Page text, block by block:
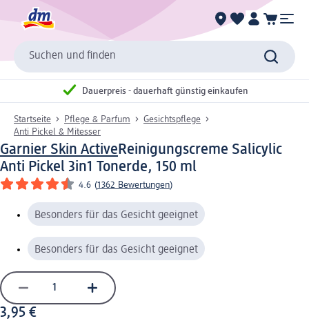
Suchen und finden
Dauerpreis - dauerhaft günstig einkaufen
Startseite Pflege & Parfum
Gesichtspflege
Anti Pickel & Mitesser
Garnier Skin ActiveReinigungscreme Salicylic
Anti Pickel 3in1 Tonerde, 150 ml
4.6 (1362 Bewertungen)
Besonders für das Gesicht geeignet
Besonders für das Gesicht geeignet
3,95 €